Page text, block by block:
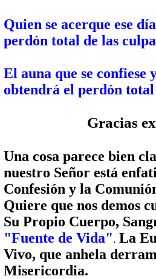
Quien se acerque ese
perdón total de las
El auna que se
obtendrá el perdón total
Gracias
Una cosa parece bien
nuestro Señor está
Confesión y la
Quiere que nos demos
Su Propio Cuerpo,
"Fuente de Vida". La
Vivo, que anhela
Misericordia.